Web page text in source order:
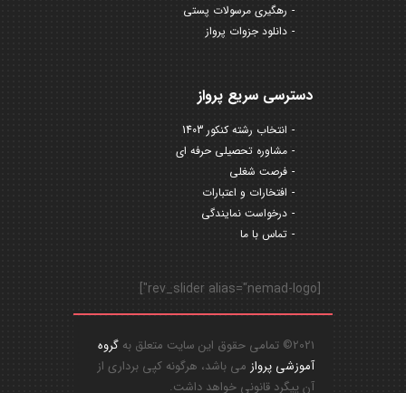
رهگیری مرسولات پستی
دانلود جزوات پرواز
دسترسی سریع پرواز
انتخاب رشته کنکور 1403
مشاوره تحصیلی حرفه ای
فرصت شغلی
افتخارات و اعتبارات
درخواست نمایندگی
تماس با ما
[rev_slider alias="nemad-logo"]
2021© تمامی حقوق این سایت متعلق به
گروه
آموزشی پرواز می باشد، هرگونه کپی برداری از
آن پیگرد قانونی خواهد داشت.